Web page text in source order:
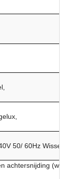
50/ 60Hz
achtersnijding